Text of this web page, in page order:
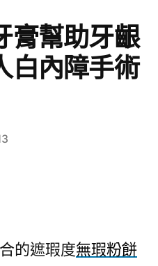
膏幫助牙齦
白內障手術
的遮瑕度無瑕粉餅